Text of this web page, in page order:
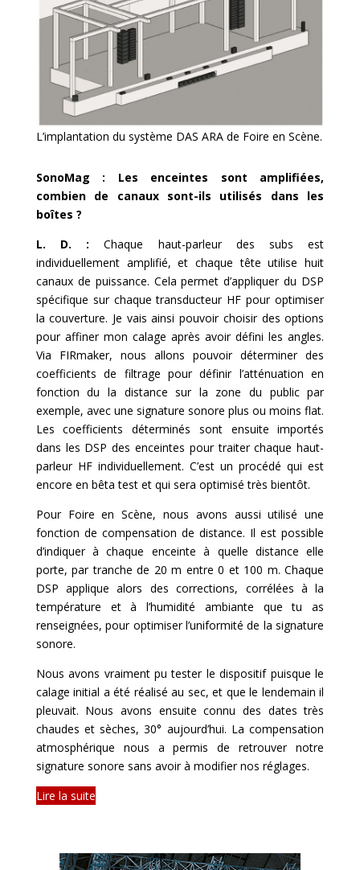
L’implantation du système DAS ARA de Foire en Scène.
SonoMag : Les enceintes sont amplifiées,
combien de canaux sont-ils utilisés dans les
boîtes ?
L. D. : Chaque haut-parleur des subs est
individuellement amplifié, et chaque tête utilise huit
canaux de puissance. Cela permet d’appliquer du DSP
spécifique sur chaque transducteur HF pour optimiser
la couverture. Je vais ainsi pouvoir choisir des options
pour affiner mon calage après avoir défini les angles.
Via FIRmaker, nous allons pouvoir déterminer des
coefficients de filtrage pour définir l’atténuation en
fonction du la distance sur la zone du public par
exemple, avec une signature sonore plus ou moins flat.
Les coefficients déterminés sont ensuite importés
dans les DSP des enceintes pour traiter chaque haut-
parleur HF individuellement. C’est un procédé qui est
encore en bêta test et qui sera optimisé très bientôt.
Pour Foire en Scène, nous avons aussi utilisé une
fonction de compensation de distance. Il est possible
d’indiquer à chaque enceinte à quelle distance elle
porte, par tranche de 20 m entre 0 et 100 m. Chaque
DSP applique alors des corrections, corrélées à la
température et à l’humidité ambiante que tu as
renseignées, pour optimiser l’uniformité de la signature
sonore.
Nous avons vraiment pu tester le dispositif puisque le
calage initial a été réalisé au sec, et que le lendemain il
pleuvait. Nous avons ensuite connu des dates très
chaudes et sèches, 30° aujourd’hui. La compensation
atmosphérique nous a permis de retrouver notre
signature sonore sans avoir à modifier nos réglages.
Lire la suite